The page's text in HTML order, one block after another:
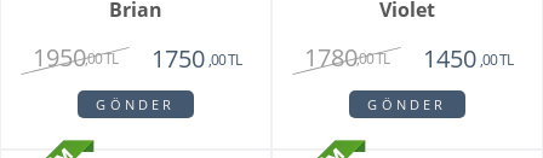
Brian
1950,00 TL 1750 ,00 TL
GÖNDER
Violet
1780,00 TL 1450 ,00 TL
GÖNDER